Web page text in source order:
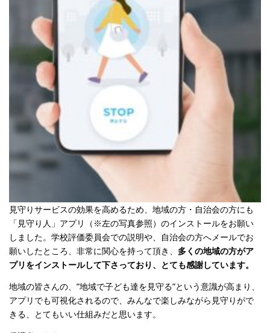
見守りサービスの効果を高めるため、地域の方・自治会の方にも
「見守り人」アプリ（※左の写真参照）のインストールをお願い
しました。学校評価委員会での説明や、
自治会の方へメールでお
願いしたところ、非常に関心を持って頂き、 多くの地域の方がア
プリをインストールして下さっており、とても感謝しています。
地域の皆さんの、”地域で子ども達を見守る”という意識が高まり、
アプリでも可視化されるので、みんなで楽しみながら見守りがで
きる、とてもいい仕組みだと思います。